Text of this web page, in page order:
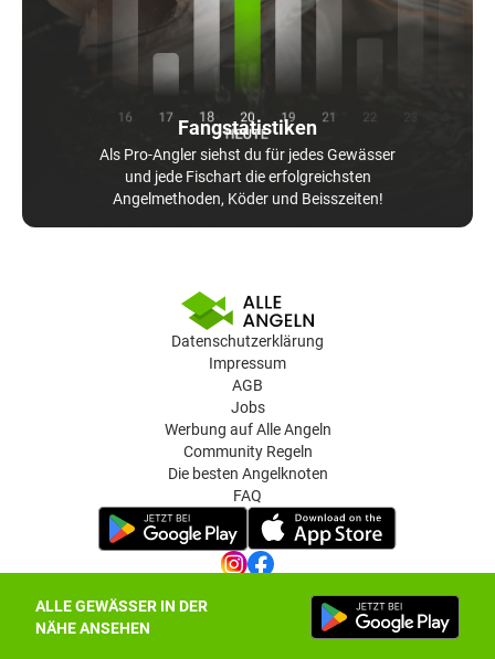
ALLE GEWÄSSER IN DER
NÄHE ANSEHEN
Fangstatistiken
Als Pro-Angler siehst du für jedes Gewässer
und jede Fischart die erfolgreichsten
Angelmethoden, Köder und Beisszeiten!
Datenschutzerklärung
Impressum
AGB
Jobs
Werbung auf Alle Angeln
Community Regeln
Die besten Angelknoten
FAQ
Datenschutz-Einstellungen